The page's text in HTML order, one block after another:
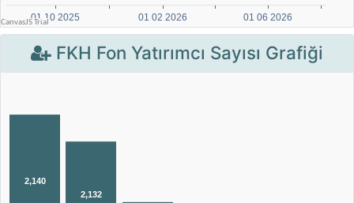
FKH Fon Yatırımcı Sayısı Grafiği